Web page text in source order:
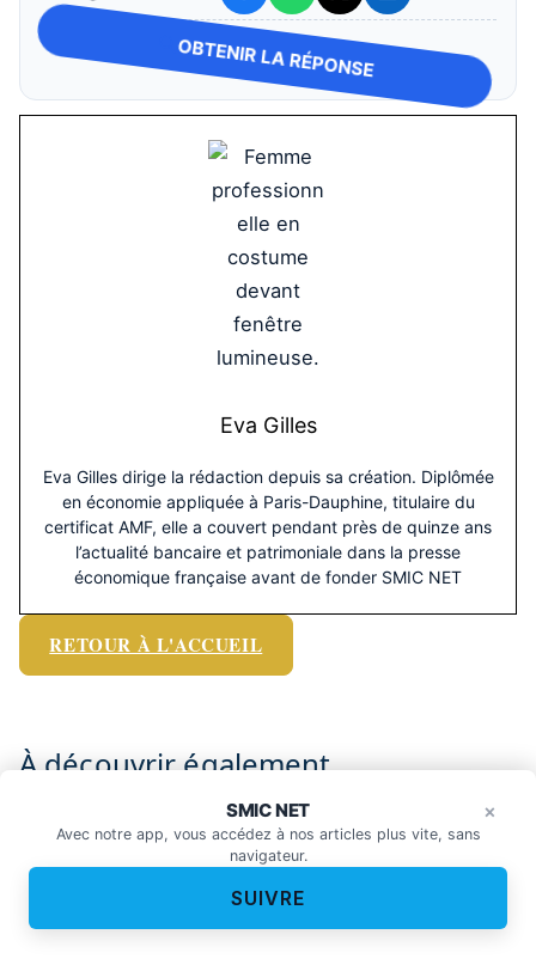
OBTENIR LA RÉPONSE
Eva Gilles
Eva Gilles dirige la rédaction depuis sa création. Diplômée
en économie appliquée à Paris-Dauphine, titulaire du
certificat AMF, elle a couvert pendant près de quinze ans
l’actualité bancaire et patrimoniale dans la presse
économique française avant de fonder SMIC NET
RETOUR À L'ACCUEIL
À découvrir également
Salaire minimum allemand : comment
Épargne, crédit, placement…
demandez-moi.
×
SMIC NET
Avec notre app, vous accédez à nos articles plus vite, sans
navigateur.
SUIVRE